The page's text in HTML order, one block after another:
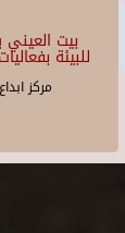
بيت العيني
للبيئة
مركز